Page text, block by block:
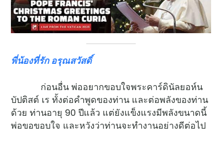
พี่น้องที่รัก อรุณสวัสดิ์
ก่อนอื่น พ่ออยากขอบใจพระคาร์ดินัลยอห์น
บัปติสต์ เร ทั้งต่อคำพูดของท่าน และต่อพลังของท่าน
ด้วย ท่านอายุ 90 ปีแล้ว แต่ยังแข็งแรงมีพลังขนาดนี้
พ่อขอขอบใจ และหวังว่าท่านจะทำงานอย่างดีต่อไป